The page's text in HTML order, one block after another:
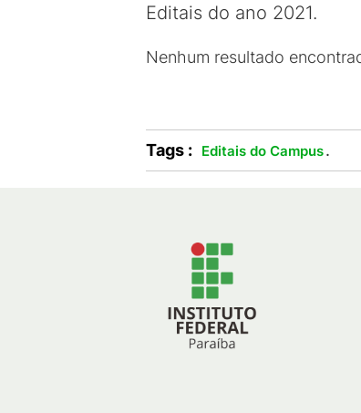
Editais do ano 2021.
Nenhum resultado
Tags : Editais do Campus.